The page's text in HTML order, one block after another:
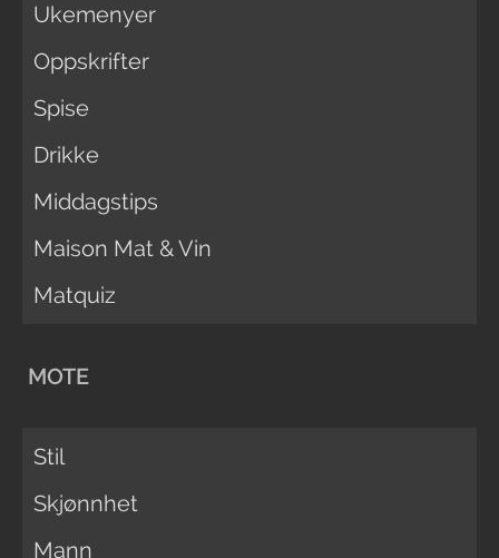
Ukemenyer
Oppskrifter
Spise
Drikke
Middagstips
Maison Mat & Vin
Matquiz
MOTE
Stil
Skjønnhet
Mann